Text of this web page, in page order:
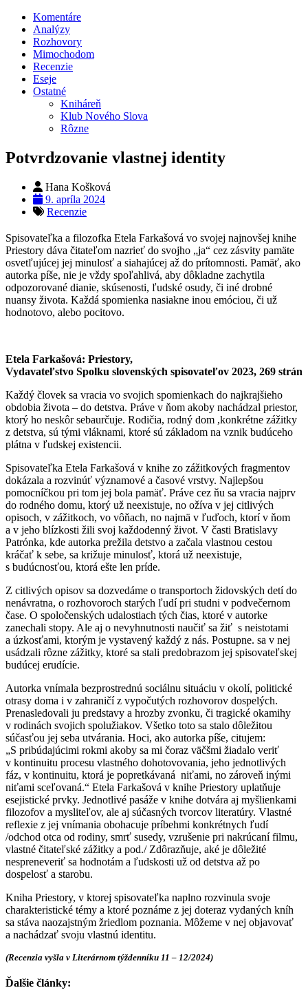
Komentáre
Analýzy
Rozhovory
Mimochodom
Recenzie
Eseje
Ostatné
Kniháreň
Klub Nového Slova
Rôzne
Potvrdzovanie vlastnej identity
Hana Košková
9. apríla 2024
Recenzie
Spisovateľka a filozofka Etela Farkašová vo svojej najnovšej knihe
Priestory dáva čitateľom nazrieť do svojho „ja“ cez zásvity pamäte
osvetľujúcej jej minulosť a siahajúcej až do prítomnosti. Pamäť, ako
autorka píše, nie je vždy spoľahlivá, aby dôkladne zachytila
odpozorované dianie, skúsenosti, ľudské osudy, či iné drobné
nuansy života. Každá spomienka nasiakne inou emóciou, či už
hodnotovo, alebo pocitovo.
Etela Farkašová: Priestory,
Vydavateľstvo Spolku slovenských spisovateľov 2023, 269 strán
Každý človek sa vracia vo svojich spomienkach do najkrajšieho
obdobia života – do detstva. Práve v ňom akoby nachádzal priestor,
ktorý ho neskôr sebaurčuje. Rodičia, rodný dom ,konkrétne zážitky
z detstva, sú tými vláknami, ktoré sú základom na vznik budúceho
plátna v ľudskej existencii.
Spisovateľka Etela Farkašová v knihe zo zážitkových fragmentov
dokázala a rozvinúť významové a časové vrstvy. Najlepšou
pomocníčkou pri tom jej bola pamäť. Práve cez ňu sa vracia najprv
do rodného domu, ktorý už neexistuje, no ožíva v jej citlivých
opisoch, v zážitkoch, vo vôňach, no najmä v ľuďoch, ktorí v ňom
a v jeho blízkosti žili svoj každodenný život. V časti Bratislavy
Patrónka, kde autorka prežila detstvo a začala vlastnou cestou
kráčať k sebe, sa križuje minulosť, ktorá už neexistuje,
s budúcnosťou, ktorá ešte len príde.
Z citlivých opisov sa dozvedáme o transportoch židovských detí do
nenávratna, o rozhovoroch starých ľudí pri studni v podvečernom
čase. O spoločenských udalostiach tých čias, ktoré v autorke
zanechali stopy. Ale aj o nevyhnutnosti naučiť sa žiť s neistotami
a úzkosťami, ktorým je vystavený každý z nás. Postupne. sa v nej
usádzali rôzne zážitky, ktoré sa stali predobrazom jej spisovateľskej
budúcej erudície.
Autorka vnímala bezprostrednú sociálnu situáciu v okolí, politické
otrasy doma i v zahraničí z vypočutých rozhovorov dospelých.
Prenasledovali ju predstavy a hrozby zvonku, či tragické okamihy
v rodinách svojich spolužiakov. Všetko toto sa stalo dôležitou
súčasťou jej seba utvárania. Hoci, ako autorka píše, citujem:
„S pribúdajúcimi rokmi akoby sa mi čoraz väčšmi žiadalo veriť
v kontinuitu procesu vlastného dohotovovania, jeho jednotlivých
fáz, v kontinuitu, ktorá je popretkávaná niťami, no zároveň inými
niťami sceľovaná.“ Etela Farkašová v knihe Priestory uplatňuje
esejistické prvky. Jednotlivé pasáže v knihe dotvára aj myšlienkami
filozofov a mysliteľov, ale aj súčasných tvorcov literatúry. Vlastné
reflexie z jej vnímania obohacuje príbehmi konkrétnych ľudí
/odchod otca od rodiny, smrť susedy, vzrušenie pri nakrúcaní filmu,
vlastné čitateľské zážitky a pod./ Zdôrazňuje, aké je dôležité
nespreneveriť sa hodnotám a ľudskosti už od detstva až po
dospelosť a starobu.
Kniha Priestory, v ktorej spisovateľka naplno rozvinula svoje
charakteristické témy a ktoré poznáme z jej doteraz vydaných kníh
sa stáva naozajstným žriedlom poznania. Môžeme v nej objavovať
a nachádzať svoju vlastnú identitu.
(Recenzia vyšla v Literárnom týždenníku 11 – 12/2024)
Ďalšie články: